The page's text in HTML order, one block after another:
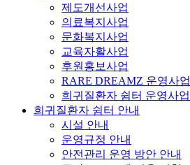
제도개선사업
의료복지사업
문화복지사업
교육자활사업
후원홍보사업
RARE DREAMZ 운영사업
희귀질환자 쉼터 운영사업
희귀질환자 쉼터 안내
시설 안내
운영규정 안내
안전관리 운영 방안 안내